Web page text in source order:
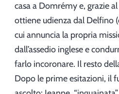
casa a Domrémy e, grazie
ottiene udienza dal Delfino
cui annuncia la propria
dall’assedio inglese e
farlo incoronare. Il resto
Dopo le prime esitazioni, il